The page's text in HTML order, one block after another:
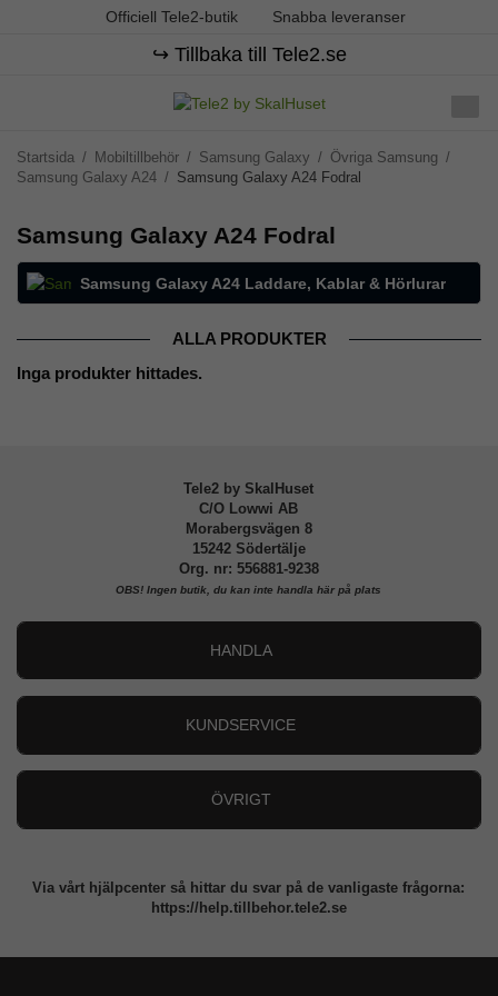
Officiell Tele2-butik Snabba leveranser
↪️ Tillbaka till Tele2.se
Startsida / Mobiltillbehör / Samsung Galaxy / Övriga Samsung /
Samsung Galaxy A24 / Samsung Galaxy A24 Fodral
Samsung Galaxy A24 Fodral
Samsung Galaxy A24 Laddare, Kablar & Hörlurar
ALLA PRODUKTER
Inga produkter hittades.
Tele2 by SkalHuset
C/O Lowwi AB
Morabergsvägen 8
15242 Södertälje
Org. nr: 556881-9238
OBS! Ingen butik, du kan inte handla här på plats
HANDLA
KUNDSERVICE
ÖVRIGT
Integritetspolicy
Via vårt hjälpcenter så hittar du svar på de vanligaste frågorna:
https://help.tillbehor.tele2.se